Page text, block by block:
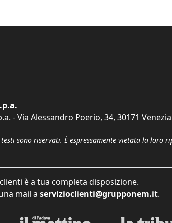
- Via Alessandro Poerio, 34, 30171 Venezia
sono riservati. È espressamente vietata la loro
è a tua completa disposizione.
mail a servizioclienti@grupponem.it.